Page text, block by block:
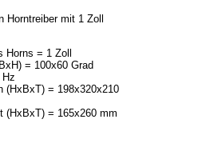
Horntreiber mit 1 Zoll
Horns = 1 Zoll
= 100x60 Grad
(HxBxT) = 198x320x210
(HxBxT) = 165x260 mm